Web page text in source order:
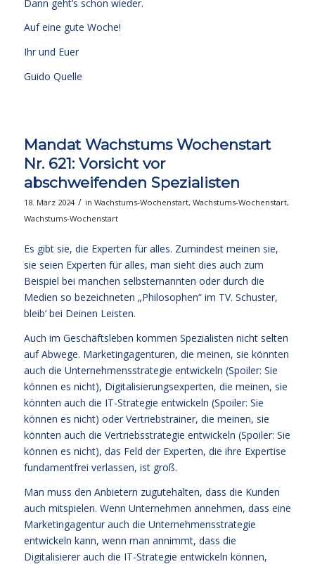
Dann geht’s schon wieder.
Auf eine gute Woche!
Ihr und Euer
Guido Quelle
Mandat Wachstums Wochenstart
Nr. 621: Vorsicht vor
abschweifenden Spezialisten
18. März 2024 / in Wachstums-Wochenstart, Wachstums-Wochenstart,
Wachstums-Wochenstart
Es gibt sie, die Experten für alles. Zumindest meinen sie,
sie seien Experten für alles, man sieht dies auch zum
Beispiel bei manchen selbsternannten oder durch die
Medien so bezeichneten „Philosophen“ im TV. Schuster,
bleib‘ bei Deinen Leisten.
Auch im Geschäftsleben kommen Spezialisten nicht selten
auf Abwege. Marketingagenturen, die meinen, sie könnten
auch die Unternehmensstrategie entwickeln (Spoiler: Sie
können es nicht), Digitalisierungsexperten, die meinen, sie
könnten auch die IT-Strategie entwickeln (Spoiler: Sie
können es nicht) oder Vertriebstrainer, die meinen, sie
könnten auch die Vertriebsstrategie entwickeln (Spoiler: Sie
können es nicht), das Feld der Experten, die ihre Expertise
fundamentfrei verlassen, ist groß.
Man muss den Anbietern zugutehalten, dass die Kunden
auch mitspielen. Wenn Unternehmen annehmen, dass eine
Marketingagentur auch die Unternehmensstrategie
entwickeln kann, wenn man annimmt, dass die
Digitalisierer auch die IT-Strategie entwickeln können,